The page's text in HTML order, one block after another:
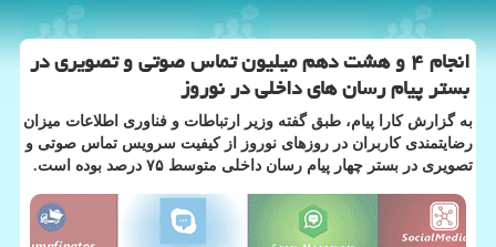
انجام ۴ و هشت دهم میلیون تماس صوتی و تصویری در
بستر پیام رسان های داخلی در نوروز
به گزارش کارا پیام، طبق گفته وزیر ارتباطات و فناوری اطلاعات میزان
رضایتمندی کاربران در روزهای نوروز از کیفیت سرویس تماس صوتی و
تصویری در بستر چهار پیام رسان داخلی متوسط ۷۵ درصد بوده است.